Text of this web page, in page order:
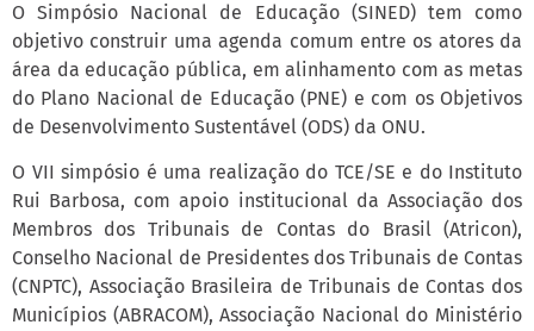
O Simpósio Nacional de Educação (SINED) tem como
objetivo construir uma agenda comum entre os atores da
área da educação pública, em alinhamento com as metas
do Plano Nacional de Educação (PNE) e com os Objetivos
de Desenvolvimento Sustentável (ODS) da ONU.
O VII simpósio é uma realização do TCE/SE e do Instituto
Rui Barbosa, com apoio institucional da Associação dos
Membros dos Tribunais de Contas do Brasil (Atricon),
Conselho Nacional de Presidentes dos Tribunais de Contas
(CNPTC), Associação Brasileira de Tribunais de Contas dos
Municípios (ABRACOM), Associação Nacional do Ministério